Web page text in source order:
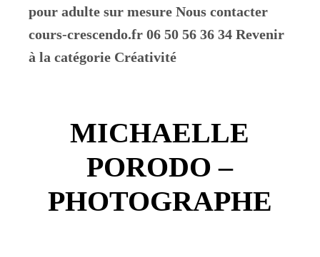
pour adulte sur mesure Nous contacter
cours-crescendo.fr 06 50 56 36 34 Revenir
à la catégorie Créativité
MICHAELLE
PORODO –
PHOTOGRAPHE